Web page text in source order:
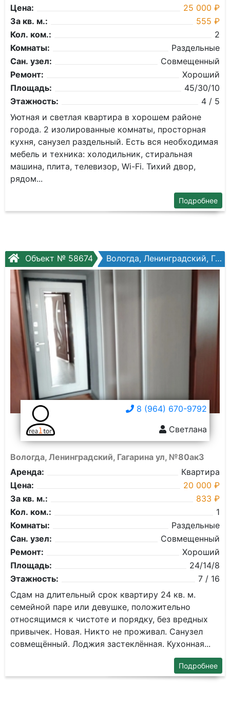
Цена:
25 000 ₽
За кв. м.:
555 ₽
Кол. ком.:
2
Комнаты:
Раздельные
Сан. узел:
Совмещенный
Ремонт:
Хороший
Площадь:
45/30/10
Этажность:
4 / 5
Уютная и светлая квартира в хорошем районе
города. 2 изолированные комнаты, просторная
кухня, санузел раздельный. Есть вся необходимая
мебель и техника: холодильник, стиральная
машина, плита, телевизор, Wi-Fi. Тихий двор,
рядом...
Подробнее
Объект № 58674 Вологда, Ленинградский, Гагарина ул, №80ак3
8 (964) 670-9792
Светлана
Вологда, Ленинградский, Гагарина ул, №80ак3
Аренда:
Квартира
Цена:
20 000 ₽
За кв. м.:
833 ₽
Кол. ком.:
1
Комнаты:
Раздельные
Сан. узел:
Совмещенный
Ремонт:
Хороший
Площадь:
24/14/8
Этажность:
7 / 16
Сдам на длительный срок квартиру 24 кв. м.
семейной паре или девушке, положительно
относящимся к чистоте и порядку, без вредных
привычек. Новая. Никто не проживал. Санузел
совмещённый. Лоджия застеклённая. Кухонная...
Подробнее